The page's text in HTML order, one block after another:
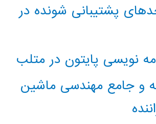
پشتیبانی شونده در
نویسی پایتون در متلب
و جامع مهندسی ماشین